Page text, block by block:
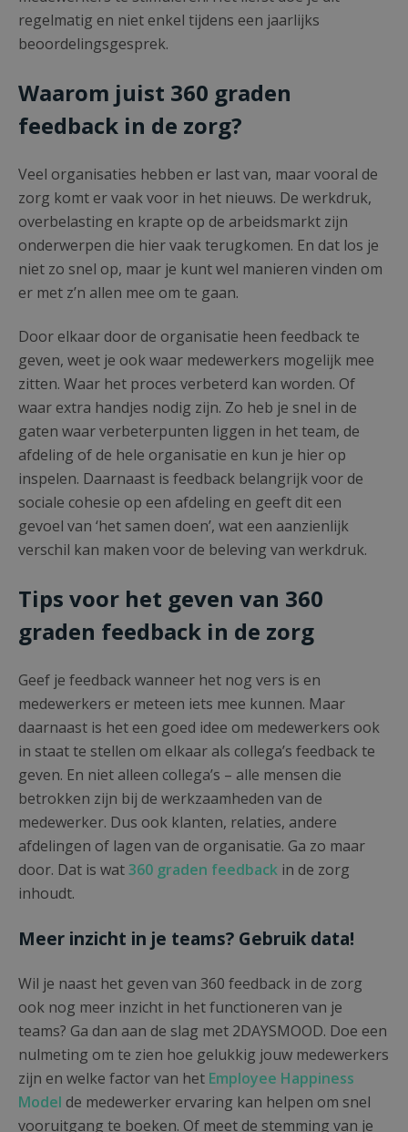
regelmatig en niet enkel tijdens een jaarlijks
beoordelingsgesprek.
Waarom juist 360 graden
feedback in de zorg?
Veel organisaties hebben er last van, maar vooral de
zorg komt er vaak voor in het nieuws. De werkdruk,
overbelasting en krapte op de arbeidsmarkt zijn
onderwerpen die hier vaak terugkomen. En dat los je
niet zo snel op, maar je kunt wel manieren vinden om
er met z’n allen mee om te gaan.
Door elkaar door de organisatie heen feedback te
geven, weet je ook waar medewerkers mogelijk mee
zitten. Waar het proces verbeterd kan worden. Of
waar extra handjes nodig zijn. Zo heb je snel in de
gaten waar verbeterpunten liggen in het team, de
afdeling of de hele organisatie en kun je hier op
inspelen. Daarnaast is feedback belangrijk voor de
sociale cohesie op een afdeling en geeft dit een
gevoel van ‘het samen doen’, wat een aanzienlijk
verschil kan maken voor de beleving van werkdruk.
Tips voor het geven van 360
graden feedback in de zorg
Geef je feedback wanneer het nog vers is en
medewerkers er meteen iets mee kunnen. Maar
daarnaast is het een goed idee om medewerkers ook
in staat te stellen om elkaar als collega’s feedback te
geven. En niet alleen collega’s – alle mensen die
betrokken zijn bij de werkzaamheden van de
medewerker. Dus ook klanten, relaties, andere
afdelingen of lagen van de organisatie. Ga zo maar
door. Dat is wat360 graden feedback in de zorg
inhoudt.
Meer inzicht in je teams? Gebruik data!
Wil je naast het geven van 360 feedback in de zorg
ook nog meer inzicht in het functioneren van je
teams? Ga dan aan de slag met 2DAYSMOOD. Doe een
nulmeting om te zien hoe gelukkig jouw medewerkers
zijn en welke factor van het Employee Happiness
Model de medewerker ervaring kan helpen om snel
vooruitgang te boeken. Of meet de stemming van je